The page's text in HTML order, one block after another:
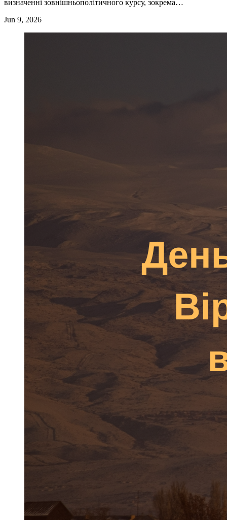
визначенні зовнішньополітичного курсу, зокрема…
Jun 9, 2026